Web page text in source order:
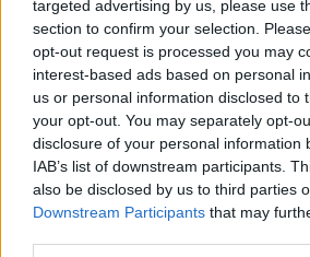
targeted advertising by us, please use
section to confirm your selection.
opt-out request is processed you may
interest-based ads based on personal
us or personal information disclosed to
your opt-out. You may separately opt-
disclosure of your personal information
IAB’s list of downstream participants.
also be disclosed by us to third parties
Downstream Participants that may
necessità di capitale.
5)Governanceindipendenza del
remunerazione, parti correlate.
debito/EBITDA, scadenze,
7)Competizionevantaggio
emergenti. 8)ValutazioneP/E
rispetto ai pari. 9)Trigger
positivi/negativi nei prossimi 12